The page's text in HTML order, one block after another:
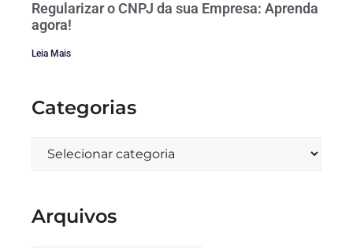
Regularizar o CNPJ da sua Empresa: Aprenda
agora!
Leia Mais
Categorias
Arquivos